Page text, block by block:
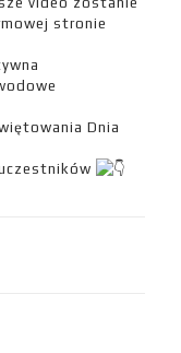
stronie
Dnia